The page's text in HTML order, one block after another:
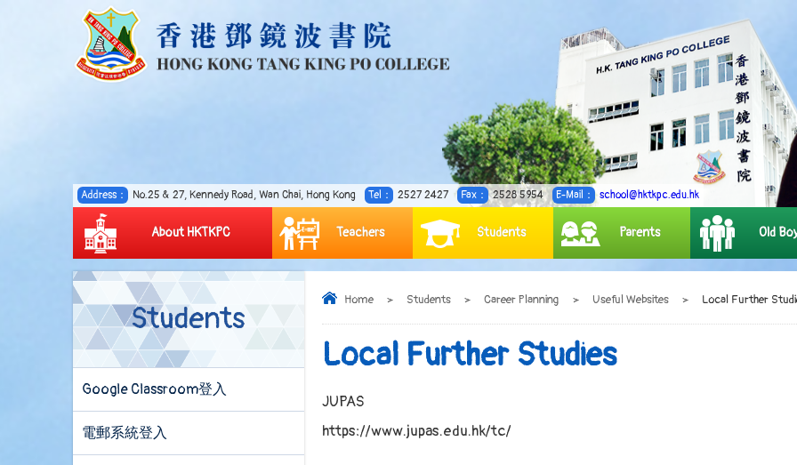
Address： No.25 & 27, Kennedy Road, Wan Chai, Hong Kong Tel： 2527 2427 Fax： 2528 5954 E-Mail： school@hktkpc.edu.hk
About HKTKPC Teachers Students Parents Old
Home > Students > Career Planning > Useful Websites > Local Further
Local Further Studies
JUPAS
https://www.jupas.edu.hk/tc/
Students
Google Classroom登入
電郵系統登入